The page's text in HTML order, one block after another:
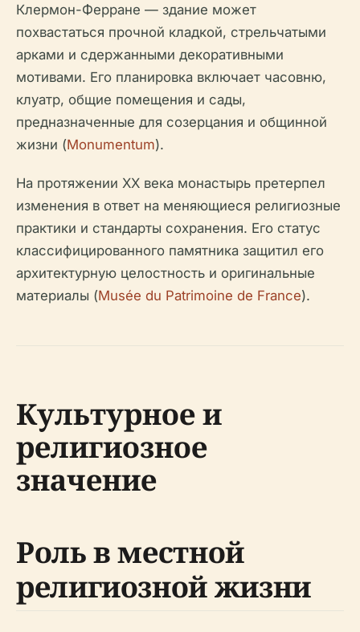
Клермон-Ферране — здание может
похвастаться прочной кладкой, стрельчатыми
арками и сдержанными декоративными
мотивами. Его планировка включает часовню,
клуатр, общие помещения и сады,
предназначенные для созерцания и общинной
жизни (Monumentum).
На протяжении XX века монастырь претерпел
изменения в ответ на меняющиеся религиозные
практики и стандарты сохранения. Его статус
классифицированного памятника защитил его
архитектурную целостность и оригинальные
материалы (Musée du Patrimoine de France).
Культурное и
религиозное
значение
Роль в местной
религиозной жизни